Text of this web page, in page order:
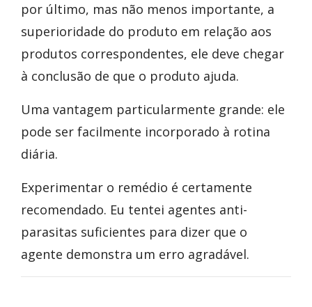
por último, mas não menos importante, a
superioridade do produto em relação aos
produtos correspondentes, ele deve chegar
à conclusão de que o produto ajuda.
Uma vantagem particularmente grande: ele
pode ser facilmente incorporado à rotina
diária.
Experimentar o remédio é certamente
recomendado. Eu tentei agentes anti-
parasitas suficientes para dizer que o
agente demonstra um erro agradável.